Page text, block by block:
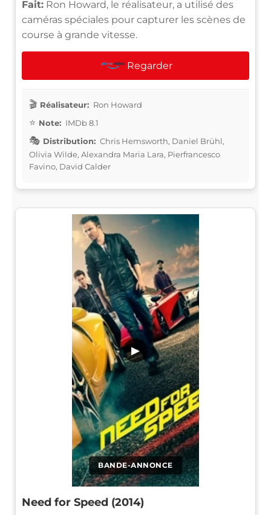
Fait: Ron Howard, le réalisateur, a utilisé des
caméras spéciales pour capturer les scènes de
course à grande vitesse.
Regarder
Réalisateur: Ron Howard
Note: IMDb 8.1
Distribution: Chris Hemsworth, Daniel Brühl,
Olivia Wilde, Alexandra Maria Lara, Pierfrancesco
Favino, David Calder
BANDE-ANNONCE
▶
Need for Speed (2014)